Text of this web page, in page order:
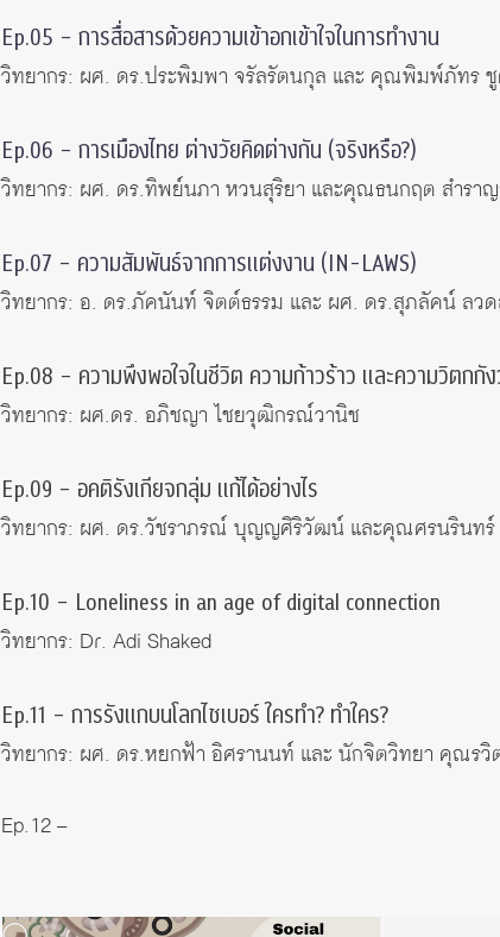
Ep.05 – การสื่อสารด้วยความเข้าอกเข้าใจในการทำงาน
วิทยากร: ผศ. ดร.ประพิมพา จรัลรัตนกุล และ คุณพิมพ์ภัทร
Ep.06 – การเมืองไทย ต่างวัยคิดต่างกัน (จริงหรือ?)
วิทยากร: ผศ. ดร.ทิพย์นภา หวนสุริยา และคุณธนกฤต สำรา
Ep.07 – ความสัมพันธ์จากการแต่งงาน (IN-LAWS)
วิทยากร: อ. ดร.ภัคนันท์ จิตต์ธรรม และ ผศ. ดร.สุภลัคน์ ลว
Ep.08 – ความพึงพอใจในชีวิต ความก้าวร้าว และความวิตกกั
วิทยากร: ผศ.ดร. อภิชญา ไชยวุฒิกรณ์วานิช
Ep.09 – อคติรังเกียจกลุ่ม แก้ได้อย่างไร
วิทยากร: ผศ. ดร.วัชราภรณ์ บุญญศิริวัฒน์ และคุณศรนรินท
Ep.10 – Loneliness in an age of digital connection
วิทยากร: Dr. Adi Shaked
Ep.11 – การรังแกบนโลกไซเบอร์ ใครทำ? ทำใคร?
วิทยากร: ผศ. ดร.หยกฟ้า อิศรานนท์ และ นักจิตวิทยา คุณรวิ
Ep.12 –